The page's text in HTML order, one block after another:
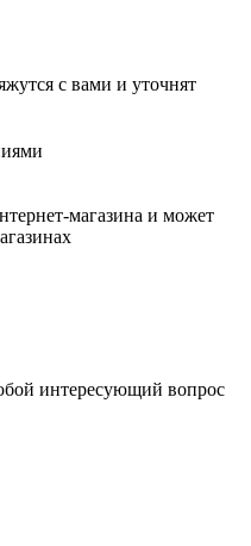
с вами и уточнят
магазина и может
интересующий вопрос